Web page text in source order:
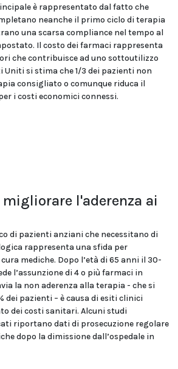
è rappresentato dal fatto che
neanche il primo ciclo di terapia
una scarsa compliance nel tempo al
Il costo dei farmaci rappresenta
che contribuisce ad uno sottoutilizzo
Uniti si stima che 1/3 dei pazienti non
consigliato o comunque riduca il
i costi economici connessi.
l'aderenza ai
di pazienti anziani che necessitano di
rappresenta una sfida per
mediche. Dopo l’età di 65 anni il 30-
l’assunzione di 4 o più farmaci in
la non aderenza alla terapia - che si
dei pazienti – è causa di esiti clinici
dei costi sanitari. Alcuni studi
riportano dati di prosecuzione regolare
dopo la dimissione dall’ospedale in